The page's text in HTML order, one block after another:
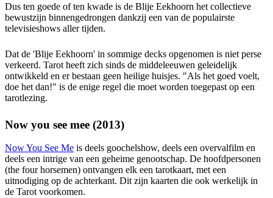
Dus ten goede of ten kwade is de Blije Eekhoorn het collectieve
bewustzijn binnengedrongen dankzij een van de populairste
televisieshows aller tijden.
Dat de 'Blije Eekhoorn' in sommige decks opgenomen is niet perse
verkeerd. Tarot heeft zich sinds de middeleeuwen geleidelijk
ontwikkeld en er bestaan geen heilige huisjes. "Als het goed voelt,
doe het dan!" is de enige regel die moet worden toegepast op een
tarotlezing.
Now you see mee (2013)
Now You See Me is deels goochelshow, deels een overvalfilm en
deels een intrige van een geheime genootschap. De hoofdpersonen
(the four horsemen) ontvangen elk een tarotkaart, met een
uitnodiging op de achterkant. Dit zijn kaarten die ook werkelijk in
de Tarot voorkomen.